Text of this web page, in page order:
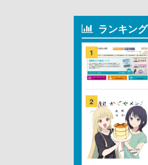
ランキング
1
2